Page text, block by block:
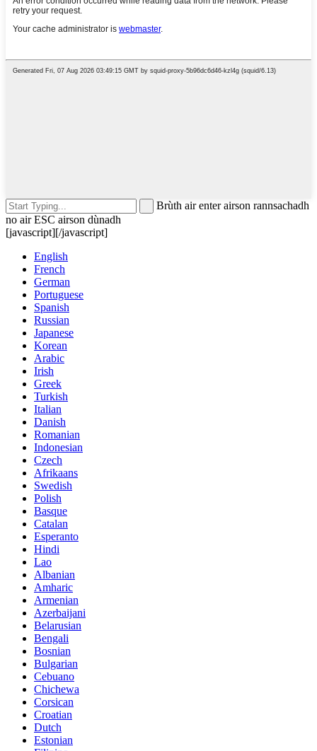
Brùth air enter airson rannsachadh
no air ESC airson dùnadh
[javascript][/javascript]
English
French
German
Portuguese
Spanish
Russian
Japanese
Korean
Arabic
Irish
Greek
Turkish
Italian
Danish
Romanian
Indonesian
Czech
Afrikaans
Swedish
Polish
Basque
Catalan
Esperanto
Hindi
Lao
Albanian
Amharic
Armenian
Azerbaijani
Belarusian
Bengali
Bosnian
Bulgarian
Cebuano
Chichewa
Corsican
Croatian
Dutch
Estonian